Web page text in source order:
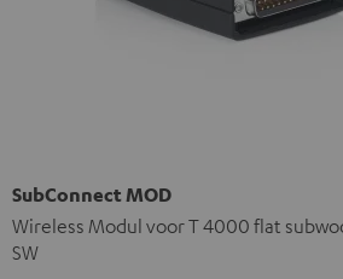
SubConnect MOD
Wireless Modul voor T 4000 flat
SW